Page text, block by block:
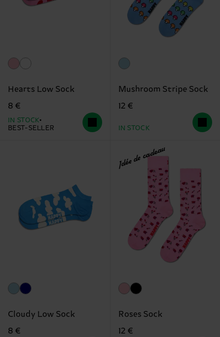
Hearts Low Sock
8 €
IN STOCK
BEST-SELLER
Mushroom Stripe Sock
12 €
IN STOCK
Cloudy Low Sock
8 €
Idée de cadeau
Roses Sock
12 €